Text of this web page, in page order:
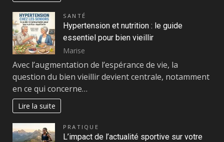
SANTÉ
Hypertension et nutrition : le guide
essentiel pour bien vieillir
Marise
Avec l’augmentation de l’espérance de vie, la
question du bien vieillir devient centrale, notamment
en ce qui concerne…
Lire la suite
PRATIQUE
L’impact de l’actualité sportive sur votre